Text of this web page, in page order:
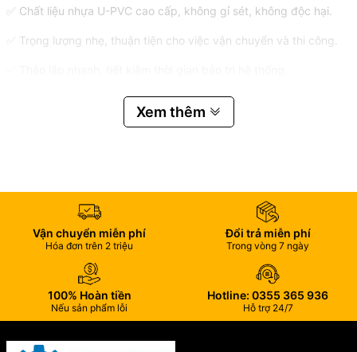
✅ Chất liệu nhựa U-PVC cao cấp, không gỉ sét, không độc hại.
✅ Trọng lượng nhẹ, thuận tiện cho việc vận chuyển và thi công.
✅ Bề mặt bền đẹp, chống ăn mòn bởi môi trường ẩm ướt.
🔹 Chất liệu: Nhựa u-PVC
🔹 Kích thước: 21mm-114mm
🔹 Áp lực làm việc:10 kg/cm²
🔹 Nhiệt độ làm việc: Điều kiện nhiệt độ bình thường
🔹 Độ mềm Vicat:
🛠️ Ứng dụng
Xem thêm
Vận chuyển miễn phí
Hóa đơn trên 2 triệu
Đổi trả miễn phí
Trong vòng 7 ngày
100% Hoàn tiền
Nếu sản phẩm lỗi
Hotline: 0355 365 936
Hỗ trợ 24/7